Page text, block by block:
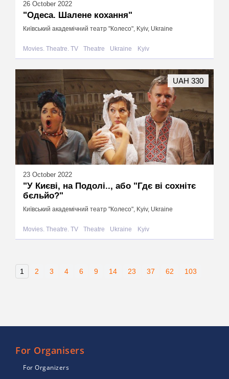
26 October 2022
"Одеса. Шалене кохання"
Київський академічний театр "Колесо", Kyiv, Ukraine
Movies. Theatre. TV Theatre Ukraine Kyiv
23 October 2022
"У Києві, на Подолі.., або "Гдє ві сохнітє
бєльйо?"
Київський академічний театр "Колесо", Kyiv, Ukraine
Movies. Theatre. TV Theatre Ukraine Kyiv
UAH 330
1 2 3 4 6 9 14 23 37 62 103
For Organisers
For Organizers